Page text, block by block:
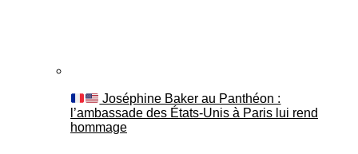
Joséphine Baker au Panthéon :
l’ambassade des États-Unis à Paris lui rend
hommage